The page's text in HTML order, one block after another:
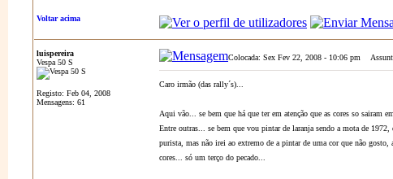
Voltar acima
luispereira
Vespa 50 S
Registo: Feb 04, 2008
Mensagens: 61
Colocada: Sex Fev 22, 2008 - 10:06 pm
Caro irmão (das rally´s)...
Aqui vão... se bem que há que ter em atenção que as cores so sairam
Entre outras... se bem que vou pintar de laranja sendo a mota de
purista, mas não irei ao extremo de a pintar de uma cor que não
cores... só um terço do pecado...